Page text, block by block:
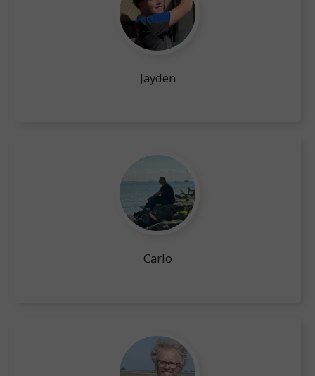
Jayden
Carlo